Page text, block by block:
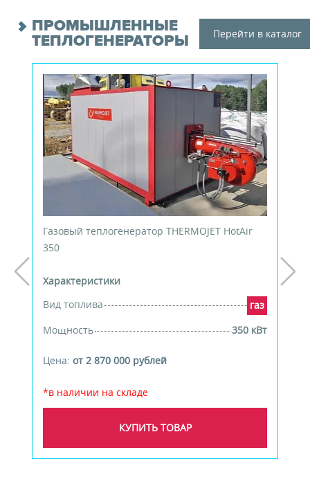
ПРОМЫШЛЕННЫЕ
ТЕПЛОГЕНЕРАТОРЫ
Перейти в каталог
Газовый теплогенератор THERMOJET HotAir
350
Характеристики
Вид топлива
газ
Мощность
350 кВт
Цена:от 2 870 000 рублей
*в наличии на складе
КУПИТЬ ТОВАР